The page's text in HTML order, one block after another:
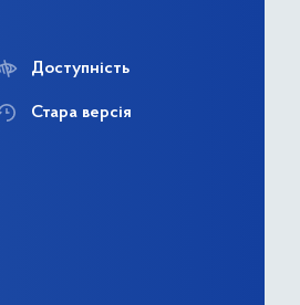
Доступність
Стара версія